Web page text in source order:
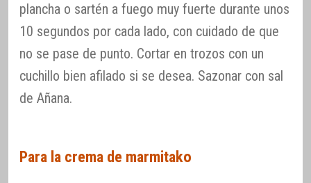
plancha o sartén a fuego muy fuerte durante unos
10 segundos por cada lado, con cuidado de que
no se pase de punto. Cortar en trozos con un
cuchillo bien afilado si se desea. Sazonar con sal
de Añana.
Para la crema de marmitako